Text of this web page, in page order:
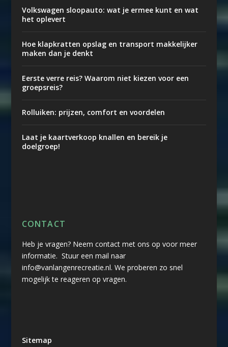
Volkswagen sloopauto: wat je ermee kunt en wat
het oplevert
Hoe klapkratten opslag en transport makkelijker
maken dan je denkt
Eerste verre reis? Waarom niet kiezen voor een
groepsreis?
Rolluiken: prijzen, comfort en voordelen
Laat je kaartverkoop knallen en bereik je
doelgroep!
CONTACT
Heb je vragen? Neem contact met ons op voor meer
informatie. Stuur een mail naar
info@vanlangenrecreatie.nl. We proberen zo snel
mogelijk te reageren op vragen.
Sitemap